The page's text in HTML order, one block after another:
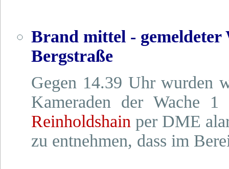
Brand mittel -
Bergstraße
Gegen 14.39 Uhr wurden
Kameraden der Wache
Reinholdshain per DME
zu entnehmen, dass im